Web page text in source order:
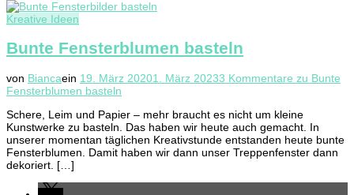
Kreative Ideen
Bunte Fensterblumen basteln
von Biancaein 19. März 20201. März 20233 Kommentare zu Bunte
Fensterblumen basteln
Schere, Leim und Papier – mehr braucht es nicht um kleine
Kunstwerke zu basteln. Das haben wir heute auch gemacht. In
unserer momentan täglichen Kreativstunde entstanden heute bunte
Fensterblumen. Damit haben wir dann unser Treppenfenster dann
dekoriert. […]